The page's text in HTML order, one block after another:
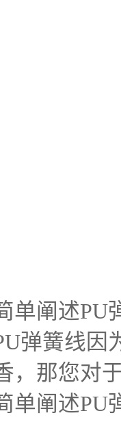
单阐述PU
弹簧线因
，那您对
单阐述PU